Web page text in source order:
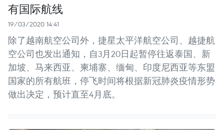
有国际航线
19/03/2020 14:41
除了越南航空公司外，捷星太平洋航空公司、越捷航
空公司也发出通知，自3月20日起暂停往返泰国、新
加坡、马来西亚、柬埔寨、缅甸、印度尼西亚等东盟
国家的所有航班，停飞时间将根据新冠肺炎疫情形势
做出决定，预计直至4月底。